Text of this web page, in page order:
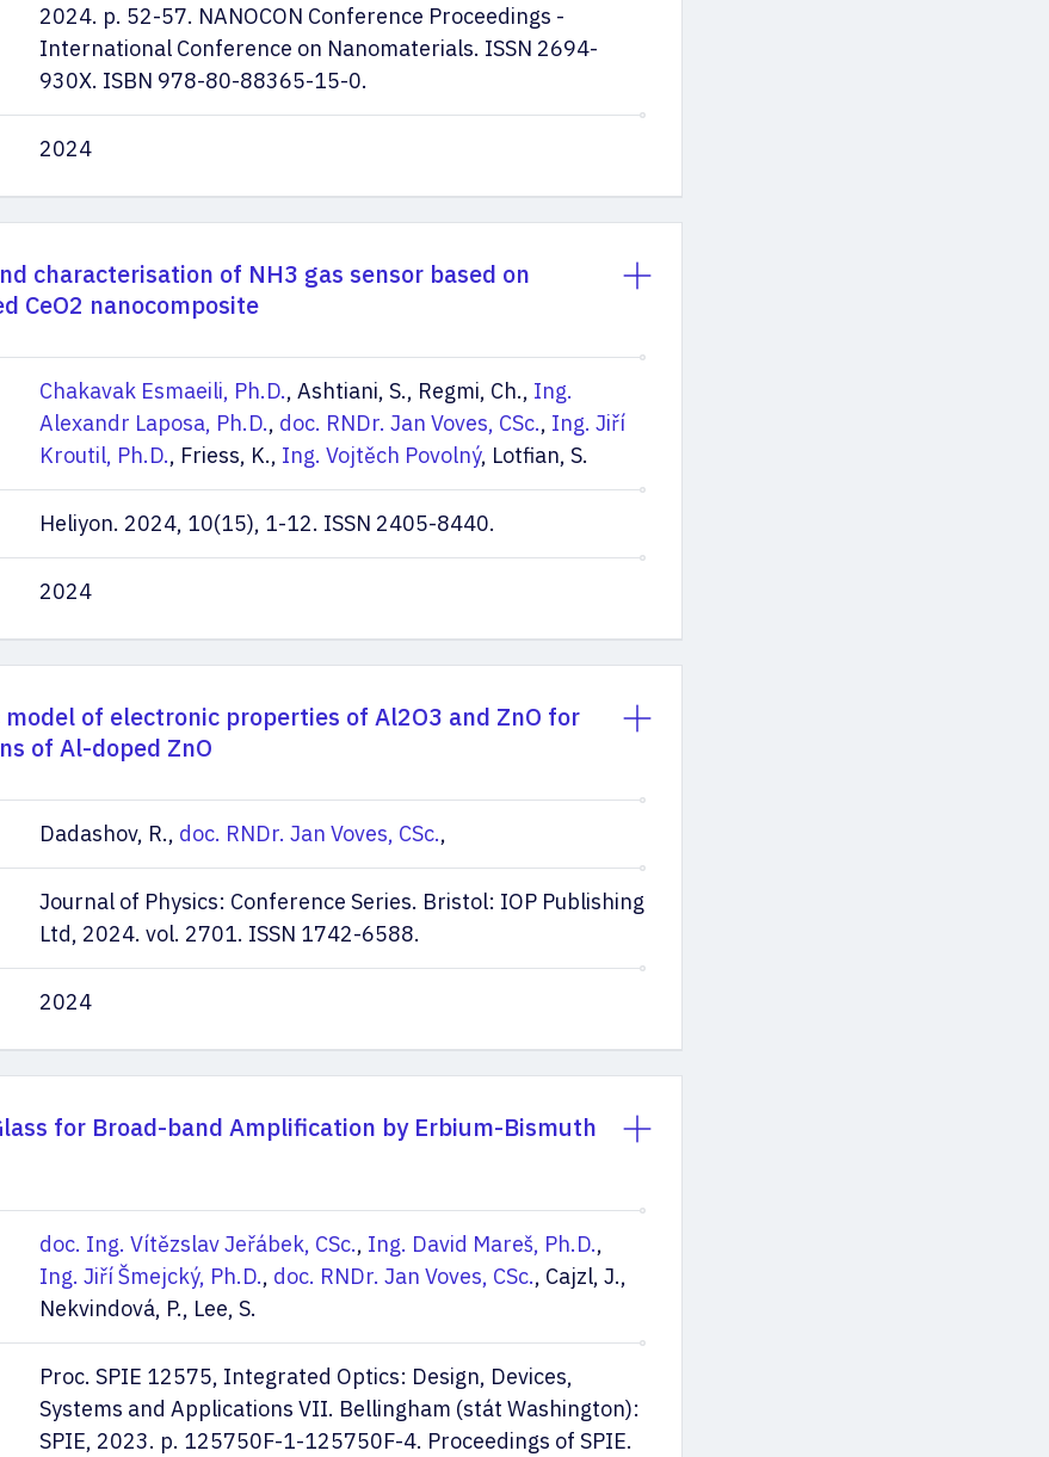
2024. p. 52-57. NANOCON Conference Proceedings -
International Conference on Nanomaterials. ISSN 2694-
930X. ISBN 978-80-88365-15-0.
2024
characterisation of NH3 gas sensor based on
CeO2 nanocomposite
Chakavak Esmaeili, Ph.D., Ashtiani, S., Regmi, Ch., Ing.
Alexandr Laposa, Ph.D., doc. RNDr. Jan Voves, CSc., Ing. Jiří
Kroutil, Ph.D., Friess, K., Ing. Vojtěch Povolný, Lotfian, S.
Heliyon. 2024, 10(15), 1-12. ISSN 2405-8440.
2024
of electronic properties of Al2O3 and ZnO for
of Al-doped ZnO
Dadashov, R., doc. RNDr. Jan Voves, CSc.,
Journal of Physics: Conference Series. Bristol: IOP Publishing
Ltd, 2024. vol. 2701. ISSN 1742-6588.
2024
for Broad-band Amplification by Erbium-Bismuth
doc. Ing. Vítězslav Jeřábek, CSc., Ing. David Mareš, Ph.D.,
Ing. Jiří Šmejcký, Ph.D., doc. RNDr. Jan Voves, CSc., Cajzl, J.,
Nekvindová, P., Lee, S.
Proc. SPIE 12575, Integrated Optics: Design, Devices,
Systems and Applications VII. Bellingham (stát Washington):
SPIE, 2023. p. 125750F-1-125750F-4. Proceedings of SPIE.